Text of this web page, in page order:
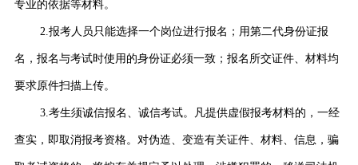
专业的依据等材料。
2.报考人员只能选择一个岗位进行报名；用第二代身份证报
名，报名与考试时使用的身份证必须一致；报名所交证件、材料均
要求原件扫描上传。
3.考生须诚信报名、诚信考试。凡提供虚假报考材料的，一经
查实，即取消报考资格。对伪造、变造有关证件、材料、信息，骗